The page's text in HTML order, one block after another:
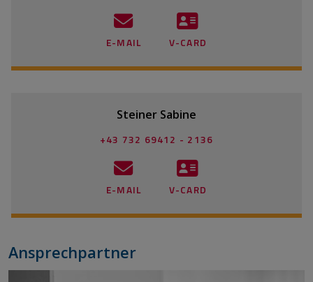
E-MAIL V-CARD
Steiner Sabine
+43 732 69412 - 2136
E-MAIL V-CARD
Ansprechpartner